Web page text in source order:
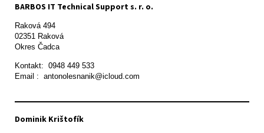
BARBOS IT Technical Support s. r. o.
Raková 494
02351 Raková
Okres Čadca
Kontakt:  0948 449 533
Email :  antonolesnanik@icloud.com
Dominik Krištofík